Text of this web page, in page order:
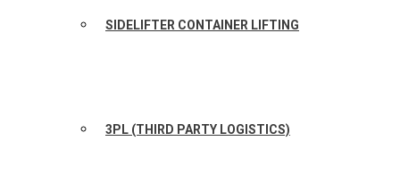
SIDELIFTER CONTAINER LIFTING
3PL (THIRD PARTY LOGISTICS)